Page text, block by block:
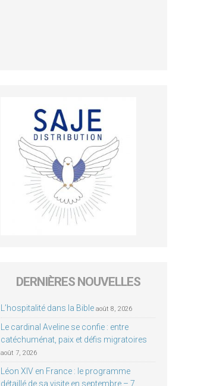
DERNIÈRES NOUVELLES
L’hospitalité dans la Bible août 8, 2026
Le cardinal Aveline se confie : entre
catéchuménat, paix et défis migratoires
août 7, 2026
Léon XIV en France : le programme
détaillé de sa visite en septembre – 7